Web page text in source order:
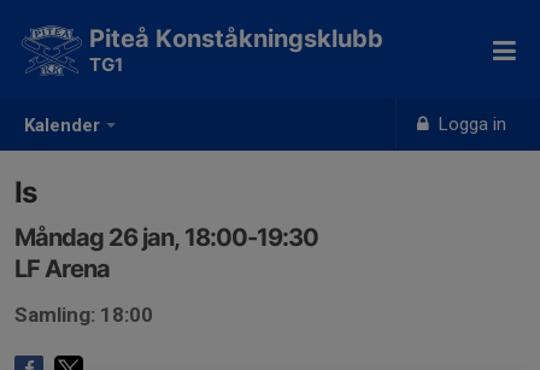
Kalender Logga in
Piteå Konståkningsklubb
TG1
Is
Måndag 26 jan, 18:00-19:30
LF Arena
Samling: 18:00